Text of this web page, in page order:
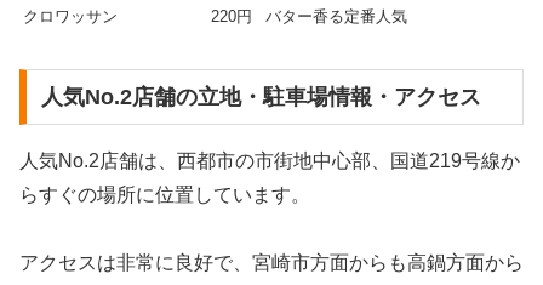
クロワッサン
220円 バター香る定番人気
人気No.2店舗の立地・駐車場情報・アクセス
人気No.2店舗は、西都市の市街地中心部、国道219号線か
らすぐの場所に位置しています。
アクセスは非常に良好で、宮崎市方面からも高鍋方面から